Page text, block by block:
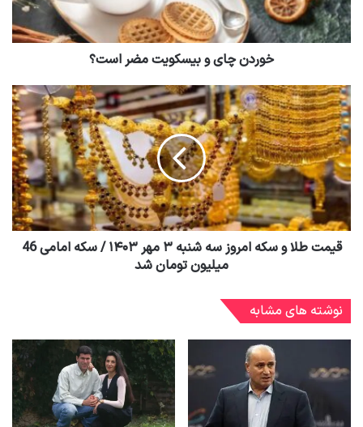
خوردن چای و بیسکویت مضر است؟
قیمت طلا و سکه امروز سه شنبه ۳ مهر ۱۴۰۳ / سکه امامی 46
میلیون تومان شد
نوشته های مشابه